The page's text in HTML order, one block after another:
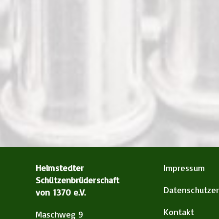
Helmstedter
Schützenbrüderschaft
von 1370 e.V.
Maschweg 9
Impressum
Kontakt